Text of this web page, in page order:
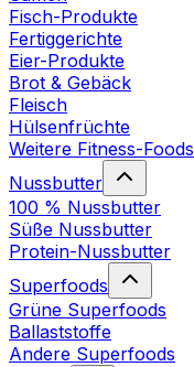
Fisch-Produkte
Fertiggerichte
Eier-Produkte
Brot & Gebäck
Fleisch
Hülsenfrüchte
Weitere Fitness-Foods
Nussbutter
100 % Nussbutter
Süße Nussbutter
Protein-Nussbutter
Superfoods
Grüne Superfoods
Ballaststoffe
Andere Superfoods